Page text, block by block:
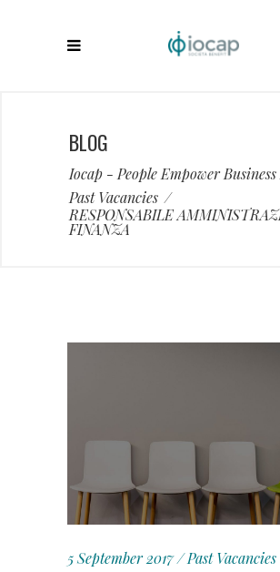
BLOG
Iocap - People Empower Business
Past Vacancies /
RESPONSABILE
FINANZA
5 September 2017 Past Vacancies